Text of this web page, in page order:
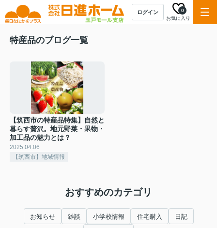
ログイン
お気に入り
0
特産品のブログ一覧
【筑西市の特産品特集】自然と
暮らす贅沢。地元野菜・果物・
加工品の魅力とは？
2025.04.06
【筑西市】地域情報
おすすめのカテゴリ
お知らせ 雑談 小学校情報 住宅購入 日記